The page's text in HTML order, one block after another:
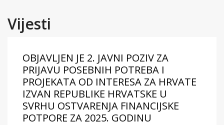
Vijesti
OBJAVLJEN JE 2. JAVNI POZIV ZA
PRIJAVU POSEBNIH POTREBA I
PROJEKATA OD INTERESA ZA HRVATE
IZVAN REPUBLIKE HRVATSKE U
SVRHU OSTVARENJA FINANCIJSKE
POTPORE ZA 2025. GODINU